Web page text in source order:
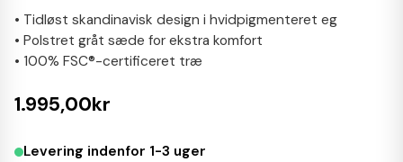
• Tidløst skandinavisk design i hvidpigmenteret eg
• Polstret gråt sæde for ekstra komfort
• 100% FSC®-certificeret træ
1.995,00kr
Levering indenfor 1-3 uger